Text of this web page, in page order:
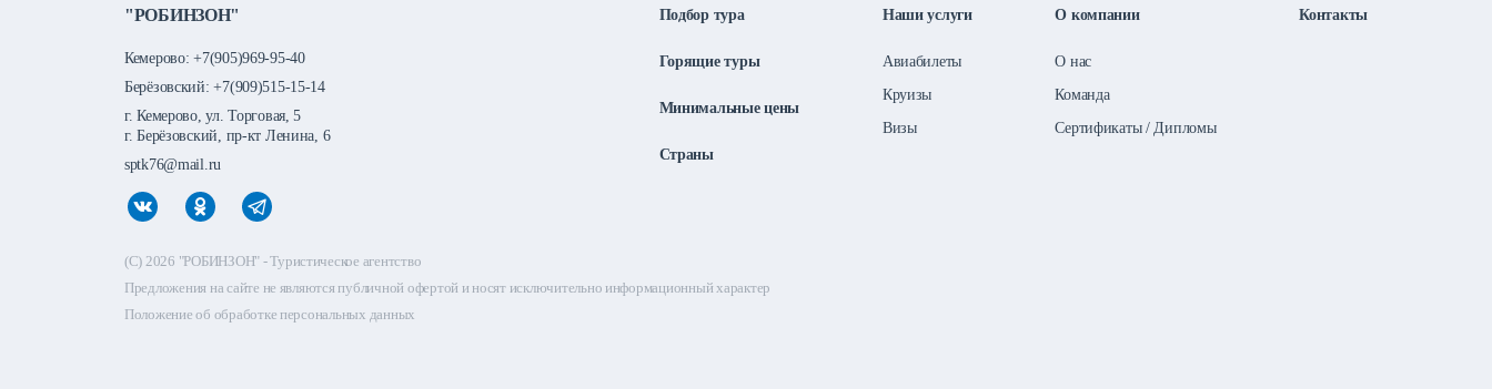
"РОБИНЗОН"
Кемерово:+7(905)969-95-40
Берёзовский:+7(909)515-15-14
г. Кемерово, ул. Торговая, 5
г. Берёзовский, пр-кт Ленина, 6
sptk76@mail.ru
Подбор тура
Горящие туры
Минимальные цены
Страны
Наши услуги
Авиабилеты
Круизы
Визы
О компании
О нас
Команда
Сертификаты / Дипломы
Контакты
(C) 2026 "РОБИНЗОН" - Туристическое агентство
Предложения на сайте не являются публичной офертой и носят исключительно информационный характер
Положение об обработке персональных данных